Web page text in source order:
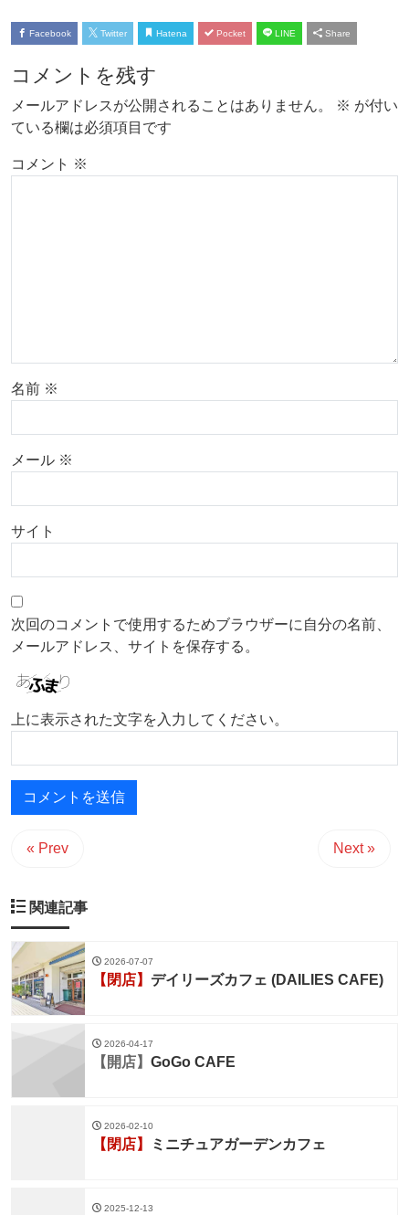
Facebook Twitter Hatena Pocket LINE Share
コメントを残す
メールアドレスが公開されることはありません。 ※ が付い
ている欄は必須項目です
コメント ※
名前 ※
メール ※
サイト
次回のコメントで使用するためブラウザーに自分の名前、
メールアドレス、サイトを保存する。
上に表示された文字を入力してください。
« Prev Next »
関連記事
2026-07-07
【閉店】 デイリーズカフェ (DAILIES CAFE)
2026-04-17
【開店】 GoGo CAFE
2026-02-10
【閉店】 ミニチュアガーデンカフェ
2025-12-13